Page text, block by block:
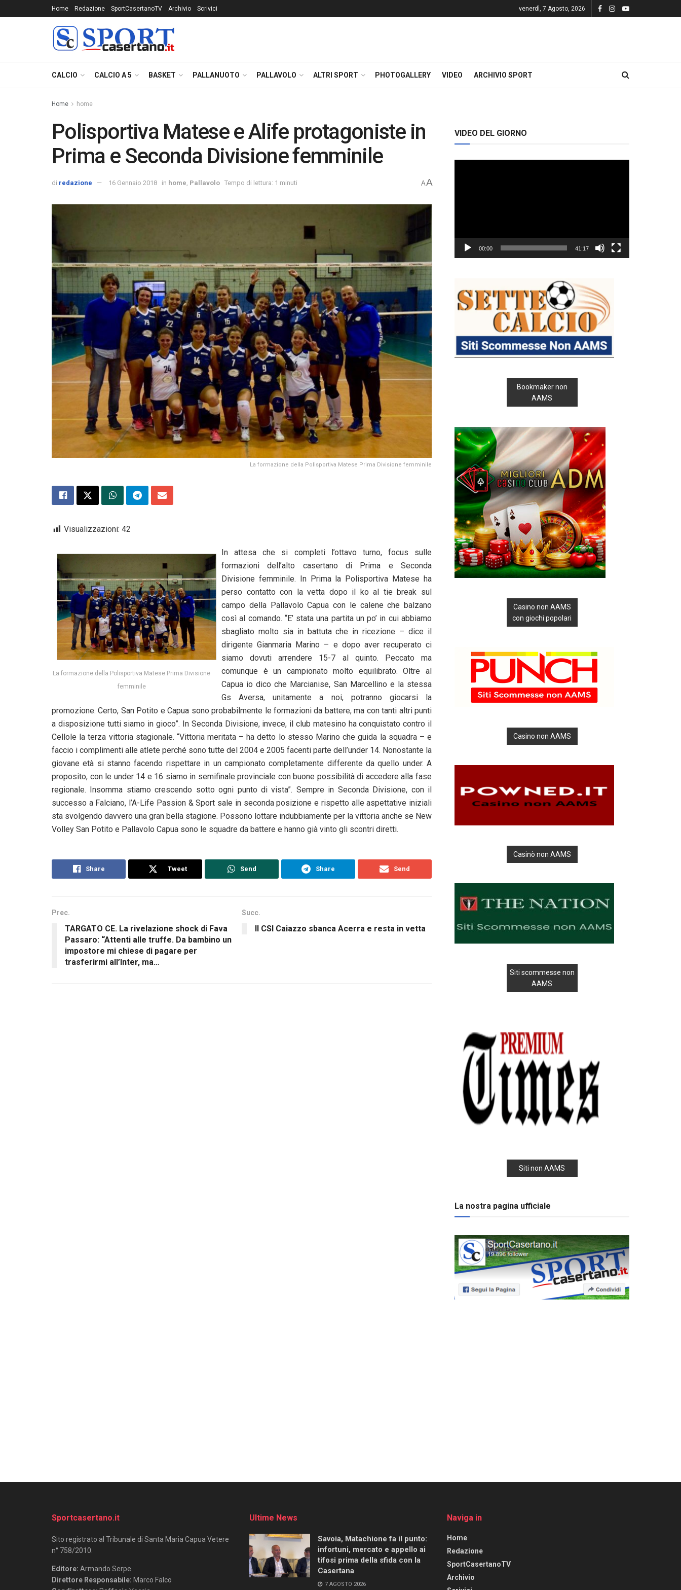
Home Redazione SportCasertanoTV Archivio Scrivici venerdì, 7 Agosto, 2026
CALCIO CALCIO A 5 BASKET PALLANUOTO PALLAVOLO ALTRI SPORT PHOTOGALLERY VIDEO ARCHIVIO SPORT
Home home
Polisportiva Matese e Alife protagoniste in
Prima e Seconda Divisione femminile
di redazione 16 Gennaio 2018 in home Pallavolo Tempo di lettura: 1 minuti AA
La formazione della Polisportiva Matese Prima Divisione femminile
Visualizzazioni: 42
La formazione della Polisportiva Matese Prima Divisione
femminile
In attesa che si completi l’ottavo turno, focus sulle
formazioni dell’alto casertano di Prima e Seconda
Divisione femminile. In Prima la Polisportiva Matese ha
perso contatto con la vetta dopo il ko al tie break sul
campo della Pallavolo Capua con le calene che balzano
così al comando. “E’ stata una partita un po’ in cui abbiamo
sbagliato molto sia in battuta che in ricezione – dice il
dirigente Gianmaria Marino – e dopo aver recuperato ci
siamo dovuti arrendere 15-7 al quinto. Peccato ma
comunque è un campionato molto equilibrato. Oltre al
Capua io dico che Marcianise, San Marcellino e la stessa
Gs Aversa, unitamente a noi, potranno giocarsi la
promozione. Certo, San Potito e Capua sono probabilmente le formazioni da battere, ma con tanti altri punti
a disposizione tutti siamo in gioco”. In Seconda Divisione, invece, il club matesino ha conquistato contro il
Cellole la terza vittoria stagionale. “Vittoria meritata – ha detto lo stesso Marino che guida la squadra – e
faccio i complimenti alle atlete perché sono tutte del 2004 e 2005 facenti parte dell’under 14. Nonostante la
giovane età si stanno facendo rispettare in un campionato completamente differente da quello under. A
proposito, con le under 14 e 16 siamo in semifinale provinciale con buone possibilità di accedere alla fase
regionale. Insomma stiamo crescendo sotto ogni punto di vista”. Sempre in Seconda Divisione, con il
successo a Falciano, l’A-Life Passion & Sport sale in seconda posizione e rispetto alle aspettative iniziali
sta svolgendo davvero una gran bella stagione. Possono lottare indubbiamente per la vittoria anche se New
Volley San Potito e Pallavolo Capua sono le squadre da battere e hanno già vinto gli scontri diretti.
Share Tweet Send Share Send
Prec.
TARGATO CE. La rivelazione shock di Fava
Passaro: “Attenti alle truffe. Da bambino un
impostore mi chiese di pagare per
trasferirmi all’Inter, ma…
Succ.
Il CSI Caiazzo sbanca Acerra e resta in vetta
VIDEO DEL GIORNO
00:00 41:17
Bookmaker non
AAMS
Casino non AAMS
con giochi popolari
Casino non AAMS
Casinò non AAMS
Siti scommesse non
AAMS
Siti non AAMS
La nostra pagina ufficiale
Sportcasertano.it
Sito registrato al Tribunale di Santa Maria Capua Vetere
n° 758/2010.
Editore: Armando Serpe
Direttore Responsabile: Marco Falco
Ultime News
Savoia, Matachione fa il punto:
infortuni, mercato e appello ai
tifosi prima della sfida con la
Casertana
7 AGOSTO 2026
Naviga in
Home
Redazione
SportCasertanoTV
Archivio